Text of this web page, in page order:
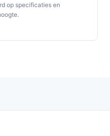
rendement van
gebruik of
geschikt omdat er
op specificaties en